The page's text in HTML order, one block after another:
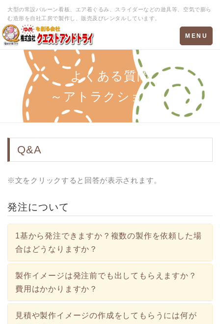
大型の常設バルーン看板、エア着ぐるみ、スライダーなどの遊具等、空気で膨ら
む造形を自社工房で製作し、販売及びレンタルしています。
Toggle
navigation
MENU
よくある質問
～アトラクション～
Q&A
※文をクリックすると回答が表示されます。
発注について
1基から発注できますか？複数の製作を依頼した場
合はどうなりますか？
製作イメージは発注前でも出してもらえますか？
費用はかかりますか？
見積や製作イメージの作成をしてもらうには何が